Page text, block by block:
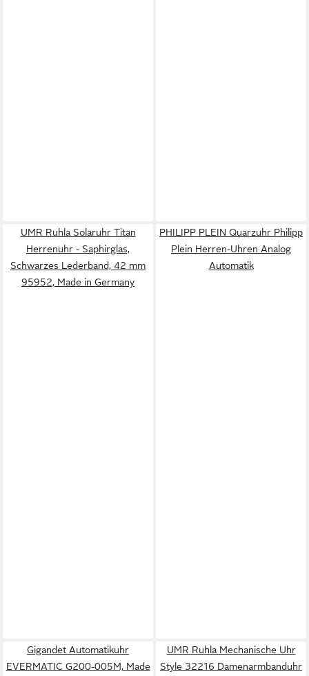
UMR Ruhla Solaruhr Titan
Herrenuhr - Saphirglas,
Schwarzes Lederband, 42 mm
95952, Made in Germany
PHILIPP PLEIN Quarzuhr Philipp
Plein Herren-Uhren Analog
Automatik
Gigandet Automatikuhr
EVERMATIC G200-005M, Made
UMR Ruhla Mechanische Uhr
Style 32216 Damenarmbanduhr